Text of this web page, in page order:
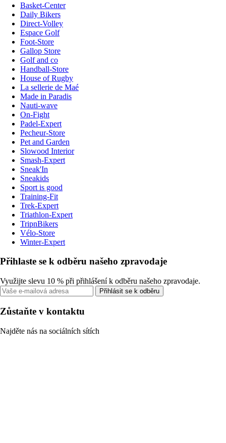
Basket-Center
Daily Bikers
Direct-Volley
Espace Golf
Foot-Store
Gallop Store
Golf and co
Handball-Store
House of Rugby
La sellerie de Maé
Made in Paradis
Nauti-wave
On-Fight
Padel-Expert
Pecheur-Store
Pet and Garden
Slowood Interior
Smash-Expert
Sneak'In
Sneakids
Sport is good
Training-Fit
Trek-Expert
Triathlon-Expert
TripnBikers
Vélo-Store
Winter-Expert
Přihlaste se k odběru našeho zpravodaje
Využijte slevu 10 % při přihlášení k odběru našeho zpravodaje.
Přihlásit se k odběru
Zůstaňte v kontaktu
Najděte nás na sociálních sítích